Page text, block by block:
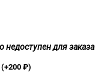
недоступен для заказа
(+200₽)